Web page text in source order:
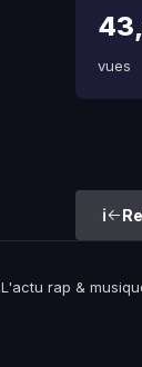
vues
L'actu rap &